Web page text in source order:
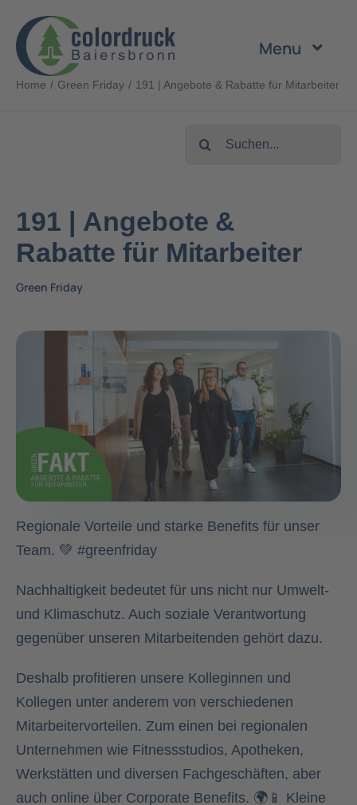
Inhalt
springen
Menu
Unternehmen
Nachhaltigkeit
Home Green Friday 191 | Angebote & Rabatte für Mitarbeiter
Suche
191 | Angebote &
Rabatte für Mitarbeiter
Green Friday
Regionale Vorteile und starke Benefits für unser
Team. 💚 #greenfriday
Nachhaltigkeit bedeutet für uns nicht nur Umwelt-
und Klimaschutz. Auch soziale Verantwortung
gegenüber unseren Mitarbeitenden gehört dazu.
Deshalb profitieren unsere Kolleginnen und
Kollegen unter anderem von verschiedenen
Mitarbeitervorteilen. Zum einen bei regionalen
Unternehmen wie Fitnessstudios, Apotheken,
Werkstätten und diversen Fachgeschäften, aber
auch online über Corporate Benefits. 🌍📱 Kleine